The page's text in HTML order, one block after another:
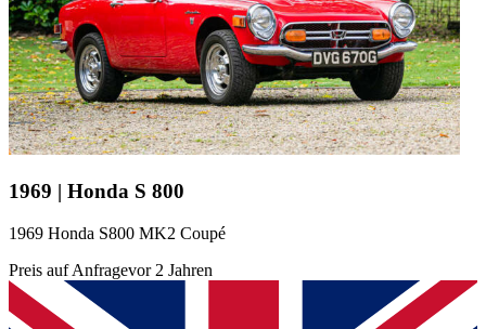
1969 | Honda S 800
1969 Honda S800 MK2 Coupé
Preis auf Anfragevor 2 Jahren